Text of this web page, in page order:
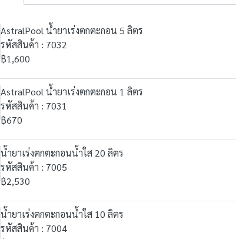
AstralPool น้ำยาเร่งตกตะกอน 5 ลิตร
รหัสสินค้า : 7032
฿1,600
AstralPool น้ำยาเร่งตกตะกอน 1 ลิตร
รหัสสินค้า : 7031
฿670
น้ำยาเร่งตกตะกอนน้ำใส 20 ลิตร
รหัสสินค้า : 7005
฿2,530
น้ำยาเร่งตกตะกอนน้ำใส 10 ลิตร
รหัสสินค้า : 7004